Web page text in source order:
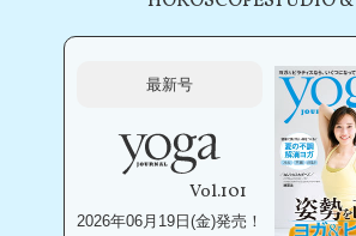
最新号
Vol.101
2026年06月19日(金)発売！